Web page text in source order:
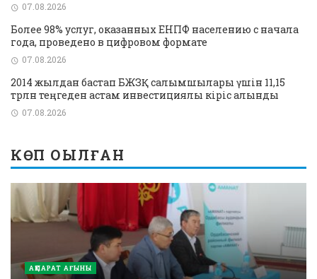
07.08.2026
Более 98% услуг, оказанных ЕНПФ населению с начала
года, проведено в цифровом формате
07.08.2026
2014 жылдан бастап БЖЗҚ салымшылары үшін 11,15
трлн теңгеден астам инвестициялық кіріс алынды
07.08.2026
КӨП ОҚЫЛҒАН
АҚПАРАТ АҒЫНЫ